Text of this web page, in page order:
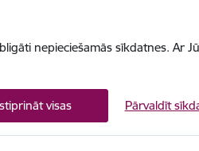
nepieciešamās sīkdatnes. Ar
visas Pārvaldīt